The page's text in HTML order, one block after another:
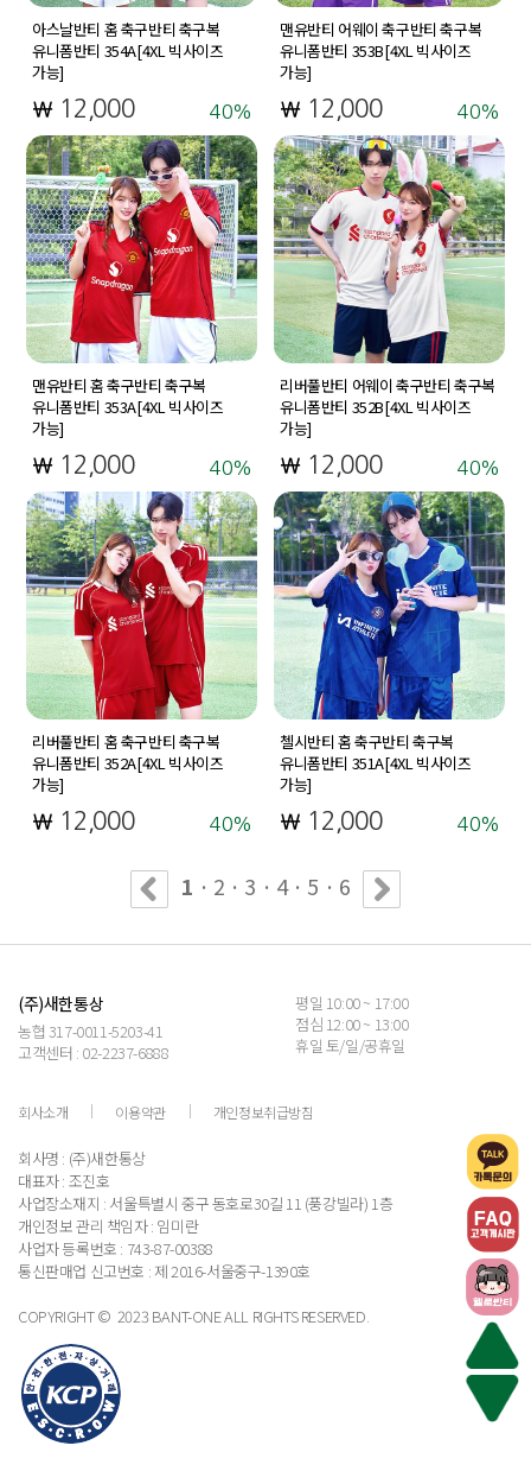
아스날반티 홈 축구반티 축구복
유니폼반티 354A[4XL 빅사이즈
가능]
12,000 40
맨유반티 어웨이 축구반티 축구복
유니폼반티 353B[4XL 빅사이즈
가능]
12,000 40
맨유반티 홈 축구반티 축구복
유니폼반티 353A[4XL 빅사이즈
가능]
12,000 40
리버풀반티 어웨이 축구반티 축구복
유니폼반티 352B[4XL 빅사이즈
가능]
12,000 40
리버풀반티 홈 축구반티 축구복
유니폼반티 352A[4XL 빅사이즈
가능]
12,000 40
첼시반티 홈 축구반티 축구복
유니폼반티 351A[4XL 빅사이즈
가능]
12,000 40
1 · 2 · 3 · 4· 5 · 6
평일 10:00 ~ 17:00
점심 12:00 ~ 13:00
휴일 토/일/공휴일
(주)새한통상
농협 317-0011-5203-41
고객센터 : 02-2237-6888
회사소개 이용약관 개인정보취급방침
회사명 : (주)새한통상
대표자 : 조진호
사업장소재지 : 서울특별시 중구 동호로30길 11 (풍강빌라) 1층
개인정보 관리 책임자 : 임미란
사업자 등록번호 : 743-87-00388
통신판매업 신고번호 : 제 2016-서울중구-1390호
COPYRIGHT © 2023 BANT-ONE ALL RIGHTS RESERVED.